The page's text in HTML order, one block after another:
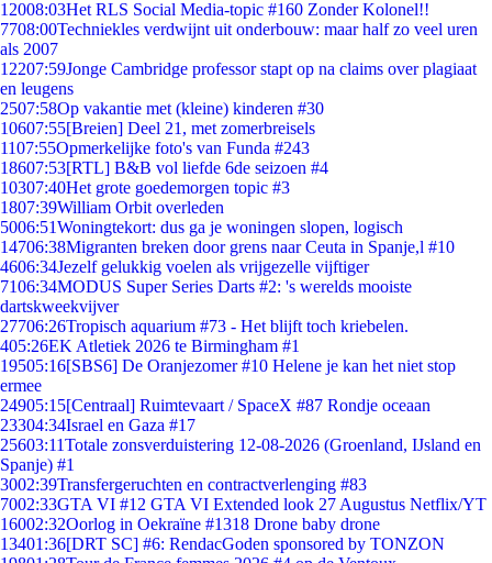
12008:03Het RLS Social Media-topic #160 Zonder Kolonel!!
7708:00Techniekles verdwijnt uit onderbouw: maar half zo veel uren
als 2007
12207:59Jonge Cambridge professor stapt op na claims over plagiaat
en leugens
2507:58Op vakantie met (kleine) kinderen #30
10607:55[Breien] Deel 21, met zomerbreisels
1107:55Opmerkelijke foto's van Funda #243
18607:53[RTL] B&B vol liefde 6de seizoen #4
10307:40Het grote goedemorgen topic #3
1807:39William Orbit overleden
5006:51Woningtekort: dus ga je woningen slopen, logisch
14706:38Migranten breken door grens naar Ceuta in Spanje,l #10
4606:34Jezelf gelukkig voelen als vrijgezelle vijftiger
7106:34MODUS Super Series Darts #2: 's werelds mooiste
dartskweekvijver
27706:26Tropisch aquarium #73 - Het blijft toch kriebelen.
405:26EK Atletiek 2026 te Birmingham #1
19505:16[SBS6] De Oranjezomer #10 Helene je kan het niet stop
ermee
24905:15[Centraal] Ruimtevaart / SpaceX #87 Rondje oceaan
23304:34Israel en Gaza #17
25603:11Totale zonsverduistering 12-08-2026 (Groenland, IJsland en
Spanje) #1
3002:39Transfergeruchten en contractverlenging #83
7002:33GTA VI #12 GTA VI Extended look 27 Augustus Netflix/YT
16002:32Oorlog in Oekraïne #1318 Drone baby drone
13401:36[DRT SC] #6: RendacGoden sponsored by TONZON